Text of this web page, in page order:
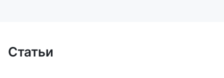
Статьи